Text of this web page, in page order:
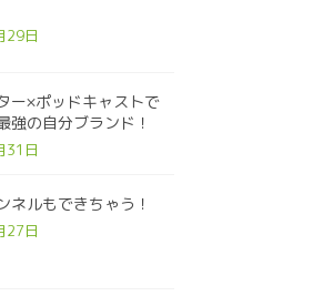
29日
ー×ポッドキャストで
強の自分ブランド！
31日
ネルもできちゃう！
27日